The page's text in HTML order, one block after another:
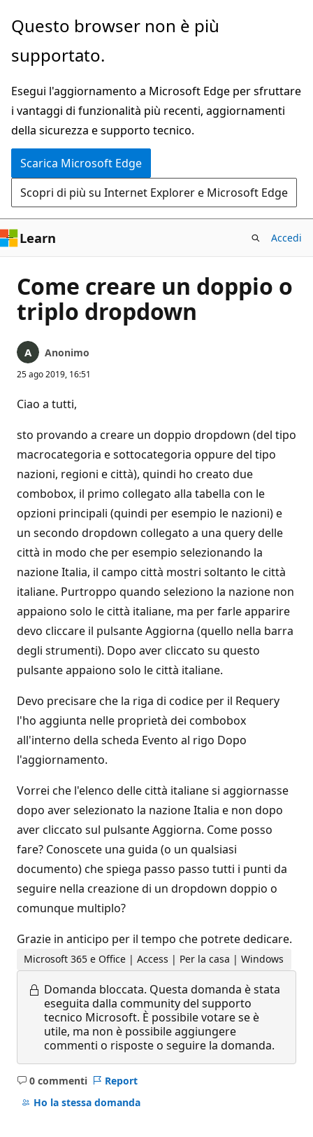
Ignora
passa
contenuto
principale
Questo browser non è più
supportato.
Esegui l'aggiornamento a Microsoft Edge per sfruttare
i vantaggi di funzionalità più recenti, aggiornamenti
della sicurezza e supporto tecnico.
Scarica Microsoft Edge
Scopri di più su Internet Explorer e Microsoft Edge
Learn Accedi
Come creare un doppio o
triplo dropdown
Anonimo
25 ago 2019, 16:51
Ciao a tutti,
sto provando a creare un doppio dropdown (del tipo
macrocategoria e sottocategoria oppure del tipo
nazioni, regioni e città), quindi ho creato due
combobox, il primo collegato alla tabella con le
opzioni principali (quindi per esempio le nazioni) e
un secondo dropdown collegato a una query delle
città in modo che per esempio selezionando la
nazione Italia, il campo città mostri soltanto le città
italiane. Purtroppo quando seleziono la nazione non
appaiono solo le città italiane, ma per farle apparire
devo cliccare il pulsante Aggiorna (quello nella barra
degli strumenti). Dopo aver cliccato su questo
pulsante appaiono solo le città italiane.
Devo precisare che la riga di codice per il Requery
l'ho aggiunta nelle proprietà dei combobox
all'interno della scheda Evento al rigo Dopo
l'aggiornamento.
Vorrei che l'elenco delle città italiane si aggiornasse
dopo aver selezionato la nazione Italia e non dopo
aver cliccato sul pulsante Aggiorna. Come posso
fare? Conoscete una guida (o un qualsiasi
documento) che spiega passo passo tutti i punti da
seguire nella creazione di un dropdown doppio o
comunque multiplo?
Grazie in anticipo per il tempo che potrete dedicare.
Microsoft 365 e Office | Access | Per la casa | Windows
Domanda bloccata. Questa domanda è stata
eseguita dalla community del supporto
tecnico Microsoft. È possibile votare se è
utile, ma non è possibile aggiungere
commenti o risposte o seguire la domanda.
0 commenti
Nessun
commento
Report
Ho la stessa domanda